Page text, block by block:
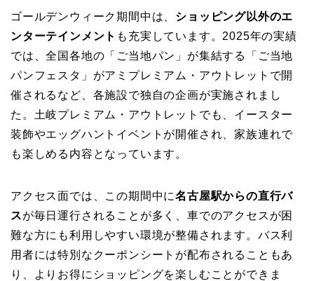
ゴールデンウィーク期間中は、 ショッピング以外のエ
ンターテインメント も充実しています。2025年の実績
では、全国各地の「ご当地パン」が集結する「ご当地
パンフェスタ」がアミプレミアム・アウトレットで開
催されるなど、各施設で独自の企画が実施されまし
た。土岐プレミアム・アウトレットでも、イースター
装飾やエッグハントイベントが開催され、家族連れで
も楽しめる内容となっています。
アクセス面では、この期間中に名古屋駅からの直行バ
スが毎日運行されることが多く、車でのアクセスが困
難な方にも利用しやすい環境が整備されます。バス利
用者には特別なクーポンシートが配布されることもあ
り、よりお得にショッピングを楽しむことができま